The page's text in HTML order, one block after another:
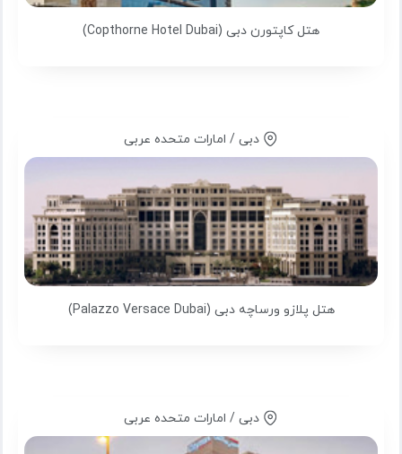
هتل کاپتورن دبی (Copthorne Hotel Dubai)
دبی / امارات متحده عربی
هتل پلازو ورساچه دبی (Palazzo Versace Dubai)
دبی / امارات متحده عربی